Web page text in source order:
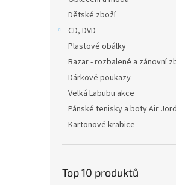
Dětské zboží
CD, DVD
Plastové obálky
Bazar - rozbalené a zánovní
Dárkové poukazy
Velká Labubu akce
Pánské tenisky a boty Air
Kartonové krabice
Top 10 produktů